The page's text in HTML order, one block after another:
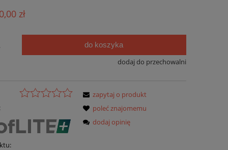
zł
do koszyka
dodaj do przechowalni
zapytaj o produkt
poleć znajomemu
dodaj opinię